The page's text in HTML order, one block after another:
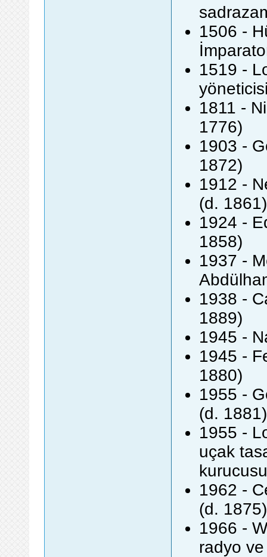
1506 -
1519 -
1811 -
1776)
1903 -
1872)
1912 -
(d. 1861)
1924 -
1858)
1937 -
1938 -
1889)
1945 -
1945 -
1880)
1955 -
(d. 1881)
1955 -
uçak
1962 -
(d. 1875)
1966 -
radyo